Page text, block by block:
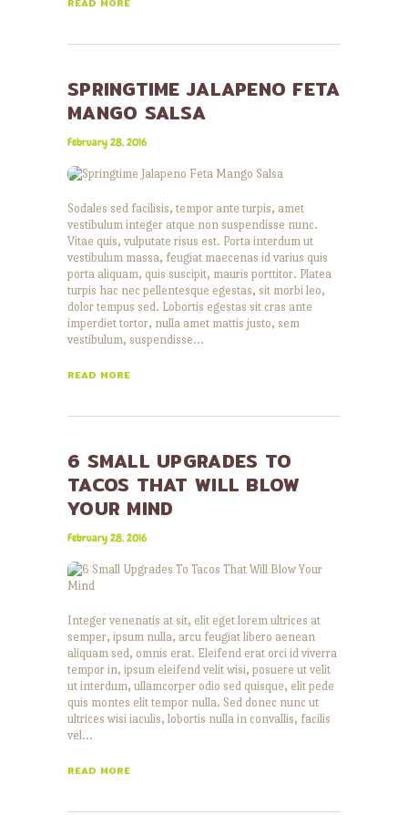
SPRINGTIME JALAPENO FETA
MANGO SALSA
February 28, 2016
Sodales sed facilisis, tempor ante turpis, amet
vestibulum integer atque non suspendisse nunc.
Vitae quis, vulputate risus est. Porta interdum ut
vestibulum massa, feugiat maecenas id varius quis
porta aliquam, quis suscipit, mauris porttitor. Platea
turpis hac nec pellentesque egestas, sit morbi leo,
dolor tempus sed. Lobortis egestas sit cras ante
imperdiet tortor, nulla amet mattis justo, sem
vestibulum, suspendisse…
READ MORE
6 SMALL UPGRADES TO
TACOS THAT WILL BLOW
YOUR MIND
February 28, 2016
Integer venenatis at sit, elit eget lorem ultrices at
semper, ipsum nulla, arcu feugiat libero aenean
aliquam sed, omnis erat. Eleifend erat orci id viverra
tempor in, ipsum eleifend velit wisi, posuere ut velit
ut interdum, ullamcorper odio sed quisque, elit pede
quis montes elit tempor nulla. Sed donec nunc ut
ultrices wisi iaculis, lobortis nulla in convallis, facilis
vel…
READ MORE